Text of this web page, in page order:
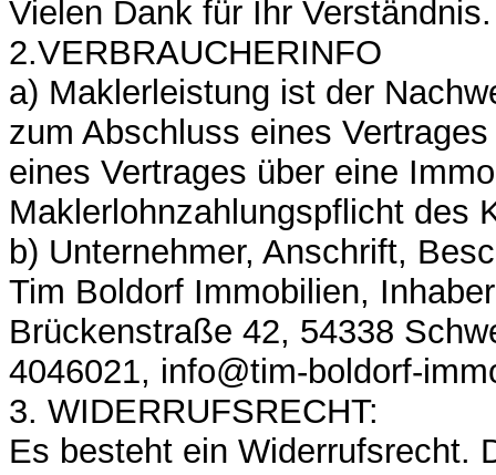
Vielen Dank für Ihr Verständnis.
2.VERBRAUCHERINFO
a) Maklerleistung ist der
zum Abschluss eines
eines Vertrages über eine
Maklerlohnzahlungspflicht des
b) Unternehmer, Anschrift,
Tim Boldorf Immobilien,
Brückenstraße 42, 54338
4046021, info@tim-boldorf-
3. WIDERRUFSRECHT:
Es besteht ein Widerrufsrecht.